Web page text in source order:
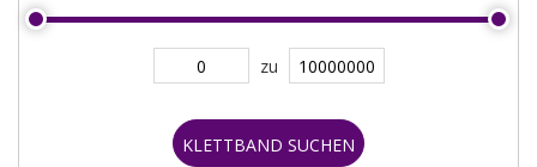
zu
KLETTBAND SUCHEN